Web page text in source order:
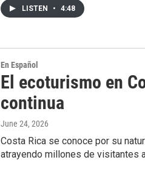
LISTEN • 4:48
En Español
El ecoturismo en
continua
June 24, 2026
Costa Rica se conoce por su
atrayendo millones de visitantes